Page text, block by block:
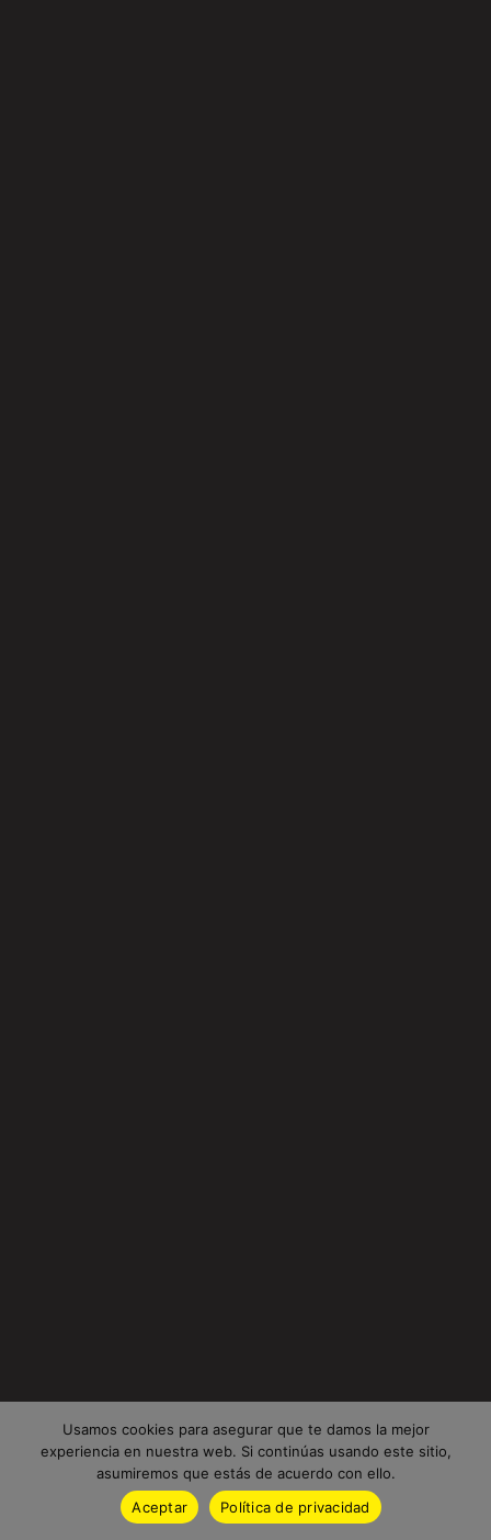
Usamos cookies para asegurar que te damos la mejor
experiencia en nuestra web. Si continúas usando este sitio,
asumiremos que estás de acuerdo con ello.
Aceptar
Política de privacidad